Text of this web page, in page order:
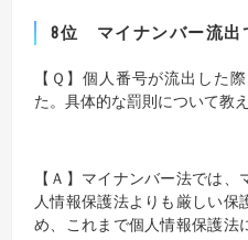
8位 マイナンバー流出
【Ｑ】 個人番号が流出した
た。 具体的な罰則について教
【Ａ】 マイナンバー法では、
人情報保護法よりも厳しい保
め、これまで個人情報保護法